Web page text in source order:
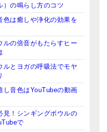
）の鳴らし方のコツ
色は癒しや浄化の効果を
ルの倍音がもたらすヒー
ルとヨガの呼吸法でモヤ
し音色はYouTubeの動画
見！シンギングボウルの
で